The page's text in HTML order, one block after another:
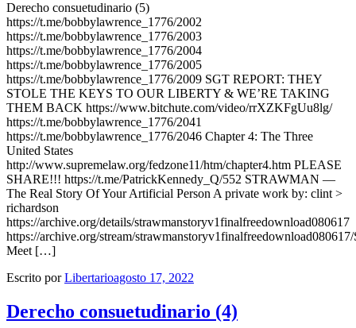
Derecho consuetudinario (5)
https://t.me/bobbylawrence_1776/2002
https://t.me/bobbylawrence_1776/2003
https://t.me/bobbylawrence_1776/2004
https://t.me/bobbylawrence_1776/2005
https://t.me/bobbylawrence_1776/2009 SGT REPORT: THEY
STOLE THE KEYS TO OUR LIBERTY & WE’RE TAKING
THEM BACK https://www.bitchute.com/video/rrXZKFgUu8lg/
https://t.me/bobbylawrence_1776/2041
https://t.me/bobbylawrence_1776/2046 Chapter 4: The Three
United States
http://www.supremelaw.org/fedzone11/htm/chapter4.htm PLEASE
SHARE!!! https://t.me/PatrickKennedy_Q/552 STRAWMAN —
The Real Story Of Your Artificial Person A private work by: clint >
richardson
https://archive.org/details/strawmanstoryv1finalfreedownload080617
https://archive.org/stream/
Meet […]
Escrito porLibertarioagosto 17, 2022
Derecho consuetudinario (4)